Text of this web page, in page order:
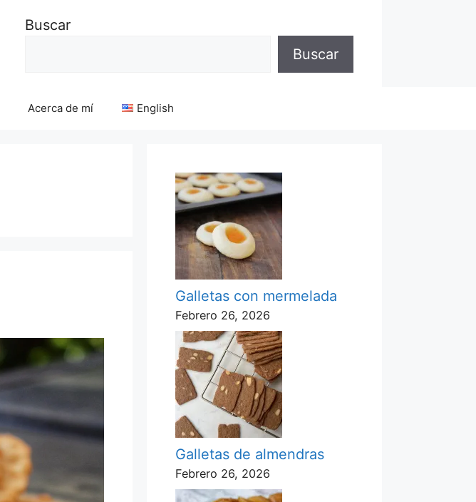
Buscar
Buscar
Acerca de mí English
Galletas con mermelada
Febrero 26, 2026
Galletas de almendras
Febrero 26, 2026